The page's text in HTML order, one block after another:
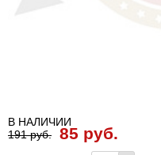
В НАЛИЧИИ
191 руб.
85 руб.